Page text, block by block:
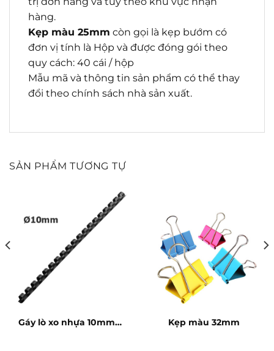
hàng.
Kẹp màu 25mm còn gọi là kẹp bướm có
đơn vị tính là Hộp và được đóng gói theo
quy cách: 40 cái / hộp
Mẫu mã và thông tin sản phẩm có thể thay
đổi theo chính sách nhà sản xuất.
SẢN PHẨM TƯƠNG TỰ
Gáy lò xo nhựa 10mm –
Kẹp màu 32mm